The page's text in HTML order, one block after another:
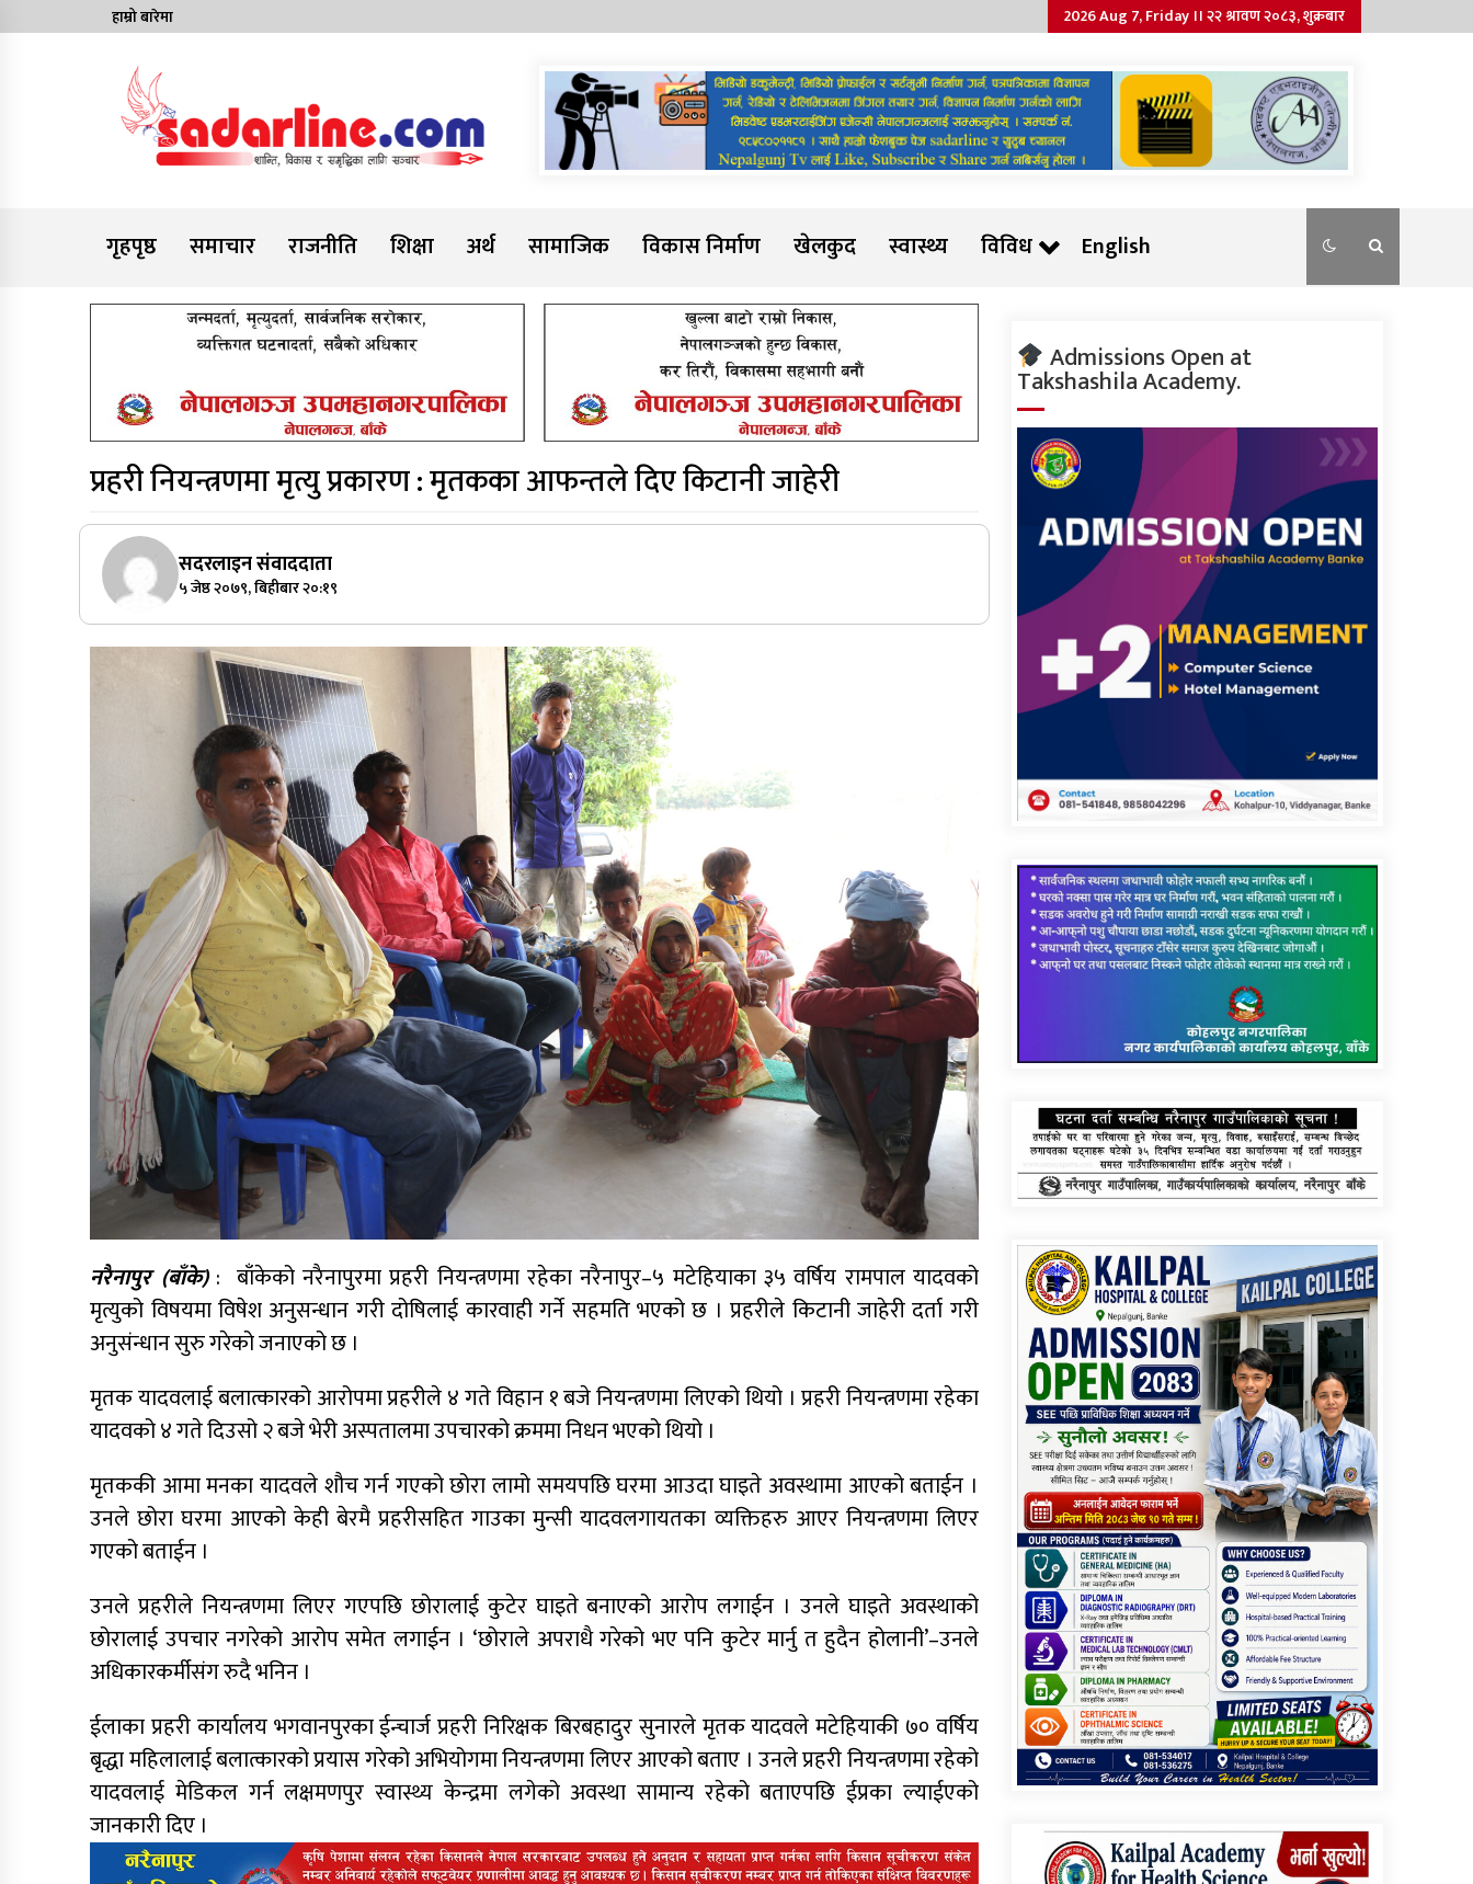
to
हाम्रो बारेमा 2026 Aug 7, Friday ।। २२ श्रावण २०८३, शुक्रबार
Sadarline
गृहपृष्ठ
समाचार राजनीति शिक्षा अर्थ सामाजिक विकास निर्माण खेलकुद स्वास्थ्य विविध English
प्रहरी नियन्त्रणमा मृत्यु प्रकारण : मृतकका आफन्तले दिए किटानी जाहेरी
सदरलाइन संवाददाता
५ जेष्ठ २०७९, बिहीबार २०:१९
नरैनापुर (बाँके) : बाँकेको नरैनापुरमा प्रहरी नियन्त्रणमा रहेका नरैनापुर–५ मटेहियाका ३५ वर्षिय रामपाल यादवको
मृत्युको विषयमा विषेश अनुसन्धान गरी दोषिलाई कारवाही गर्ने सहमति भएको छ । प्रहरीले किटानी जाहेरी दर्ता गरी
अनुसंन्धान सुरु गरेको जनाएको छ ।
मृतक यादवलाई बलात्कारको आरोपमा प्रहरीले ४ गते विहान १ बजे नियन्त्रणमा लिएको थियो । प्रहरी नियन्त्रणमा रहेका
यादवको ४ गते दिउसो २ बजे भेरी अस्पतालमा उपचारको क्रममा निधन भएको थियो ।
मृतककी आमा मनका यादवले शौच गर्न गएको छोरा लामो समयपछि घरमा आउदा घाइते अवस्थामा आएको बताईन ।
उनले छोरा घरमा आएको केही बेरमै प्रहरीसहित गाउका मुन्सी यादवलगायतका व्यक्तिहरु आएर नियन्त्रणमा लिएर
गएको बताईन ।
उनले प्रहरीले नियन्त्रणमा लिएर गएपछि छोरालाई कुटेर घाइते बनाएको आरोप लगाईन । उनले घाइते अवस्थाको
छोरालाई उपचार नगरेको आरोप समेत लगाईन । ‘छोराले अपराधै गरेको भए पनि कुटेर मार्नु त हुदैन होलानी’–उनले
अधिकारकर्मीसंग रुदै भनिन ।
ईलाका प्रहरी कार्यालय भगवानपुरका ईन्चार्ज प्रहरी निरिक्षक बिरबहादुर सुनारले मृतक यादवले मटेहियाकी ७० वर्षिय
बृद्धा महिलालाई बलात्कारको प्रयास गरेको अभियोगमा नियन्त्रणमा लिएर आएको बताए । उनले प्रहरी नियन्त्रणमा रहेको
यादवलाई मेडिकल गर्न लक्षमणपुर स्वास्थ्य केन्द्रमा लगेको अवस्था सामान्य रहेको बताएपछि ईप्रका ल्याईएको
जानकारी दिए ।
Admissions Open at
Takshashila Academy.